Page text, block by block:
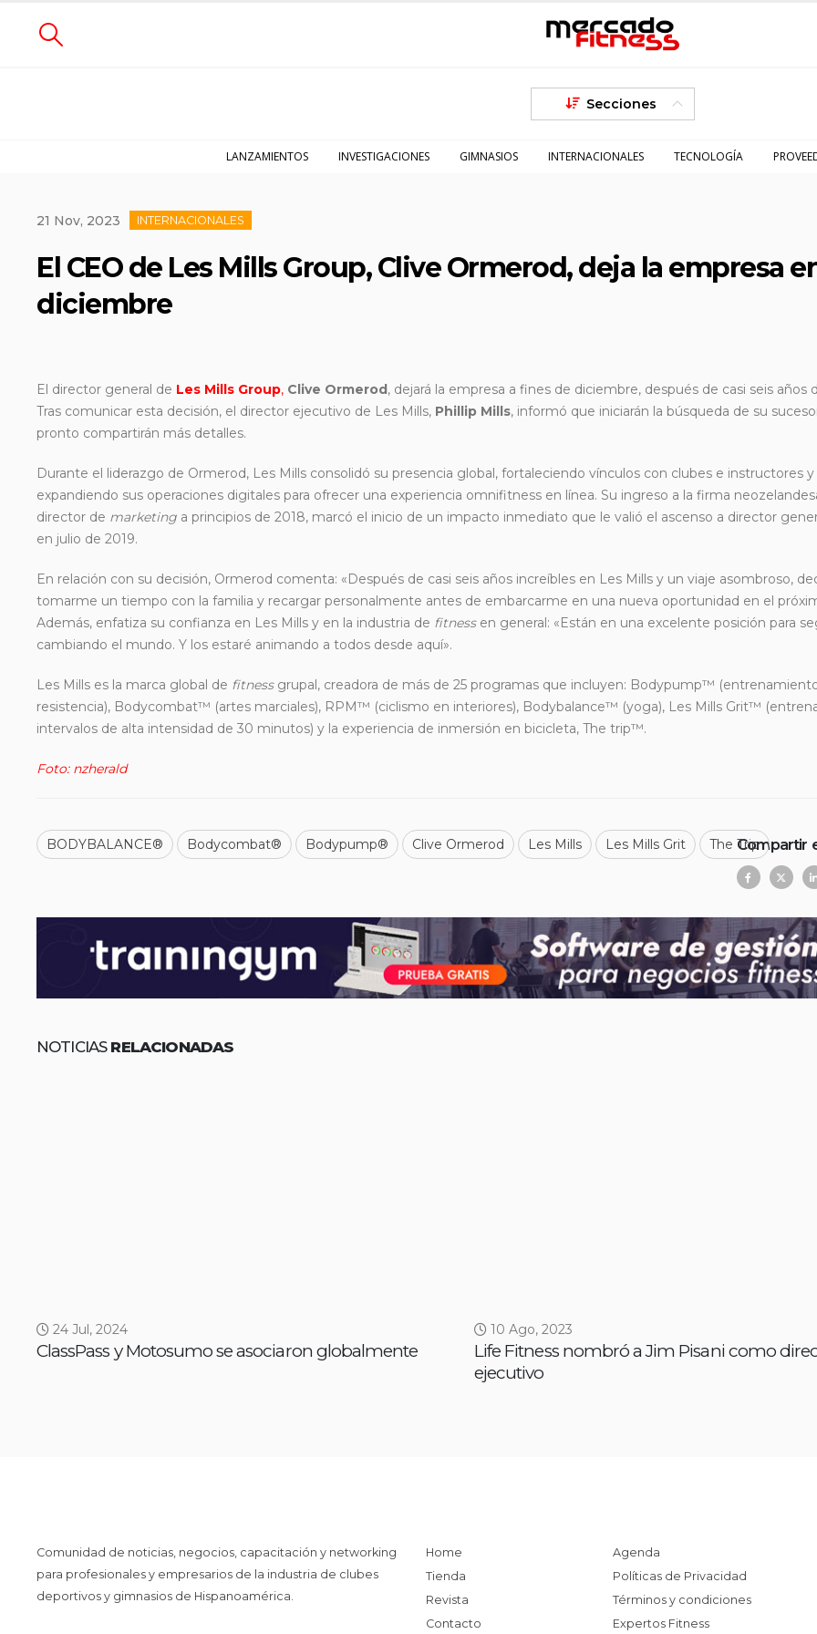
Secciones
LANZAMIENTOS INVESTIGACIONES GIMNASIOS INTERNACIONALES TECNOLOGÍA
21 Nov, 2023 INTERNACIONALES
El CEO de Les Mills Group, Clive Ormerod, deja la empresa
diciembre
El director general de Les Mills Group, Clive Ormerod, dejará la empresa a fines de diciembre, después de casi seis años
Tras comunicar esta decisión, el director ejecutivo de Les Mills, Phillip Mills, informó que iniciarán la búsqueda de su
pronto compartirán más detalles.
Durante el liderazgo de Ormerod, Les Mills consolidó su presencia global, fortaleciendo vínculos con clubes e instructores y
expandiendo sus operaciones digitales para ofrecer una experiencia omnifitness en línea. Su ingreso a la firma
director de marketing a principios de 2018, marcó el inicio de un impacto inmediato que le valió el ascenso a director
en julio de 2019.
En relación con su decisión, Ormerod comenta: «Después de casi seis años increíbles en Les Mills y un viaje asombroso,
tomarme un tiempo con la familia y recargar personalmente antes de embarcarme en una nueva oportunidad en el
Además, enfatiza su confianza en Les Mills y en la industria de fitnessen general: «Están en una excelente posición para
cambiando el mundo. Y los estaré animando a todos desde aquí».
Les Mills es la marca global de fitnessgrupal, creadora de más de 25 programas que incluyen: Bodypump™
resistencia), Bodycombat™ (artes marciales), RPM™ (ciclismo en interiores), Bodybalance™ (yoga), Les Mills Grit™
intervalos de alta intensidad de 30 minutos) y la experiencia de inmersión en bicicleta, The trip™.
Foto: nzherald
BODYBALANCE® Bodycombat® Bodypump® Clive Ormerod Les Mills Les Mills Grit The TripCompartir
NOTICIAS RELACIONADAS
24 Jul, 2024
ClassPass y Motosumo se asociaron globalmente
10 Ago, 2023
Life Fitness nombró a Jim Pisani como
ejecutivo
Comunidad de noticias, negocios, capacitación y networking
para profesionales y empresarios de la industria de clubes
deportivos y gimnasios de Hispanoamérica.
Home
Tienda
Revista
Contacto
Agenda
Políticas de Privacidad
Términos y condiciones
Expertos Fitness